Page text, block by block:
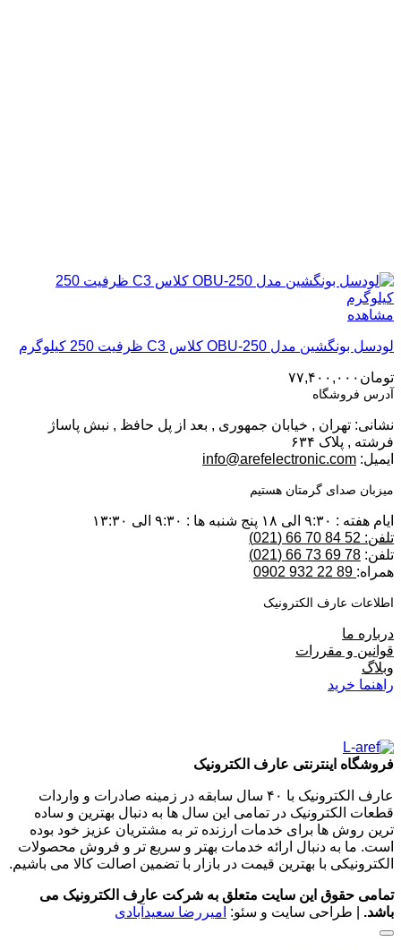
مشاهده
لودسل بونگشین مدل OBU-250 کلاس C3 ظرفیت 250 کیلوگرم
تومان ۷۷,۴۰۰,۰۰۰
آدرس فروشگاه
نشانی: تهران , خیابان جمهوری , بعد از پل حافظ , نبش پاساژ
فرشته , پلاک ۶۳۴
ایمیل: info@arefelectronic.com
میزبان صدای گرمتان هستیم
ایام هفته : ۹:۳۰ الی ۱۸ پنج شنبه ها : ۹:۳۰ الی ۱۳:۳۰
تلفن: 52 84 70 66 (021)
تلفن: 78 69 73 66 (021)
همراه:
اطلاعات عارف الکترونیک
درباره ما
قوانین و مقررات
وبلاگ
راهنما خرید
فروشگاه اینترنتی عارف الکترونیک
عارف الکترونیک با ۴۰ سال سابقه در زمینه صادرات و واردات
قطعات الکترونیک در تمامی این سال ها به دنبال بهترین و ساده
ترین روش ها برای خدمات ارزنده تر به مشتریان عزیز خود بوده
است. ما به دنبال ارائه خدمات بهتر و سریع تر و فروش محصولات
الکترونیکی با بهترین قیمت در بازار با تضمین اصالت کالا می باشیم.
تمامی حقوق این سایت متعلق به شرکت عارف الکترونیک می
باشد. | طراحی سایت و سئو: امیررضا سعیدآبادی